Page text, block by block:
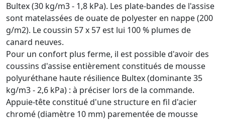
Bultex (30 kg/m3 - 1,8 kPa). Les plate-bandes de l'assise
sont matelassées de ouate de polyester en nappe (200
g/m2). Le coussin 57 x 57 est lui 100 % plumes de
canard neuves.
Pour un confort plus ferme, il est possible d'avoir des
coussins d'assise entièrement constitués de mousse
polyuréthane haute résilience Bultex (dominante 35
kg/m3 - 2,6 kPa) : à préciser lors de la commande.
Appuie-tête constitué d'une structure en fil d'acier
chromé (diamètre 10 mm) parementée de mousse